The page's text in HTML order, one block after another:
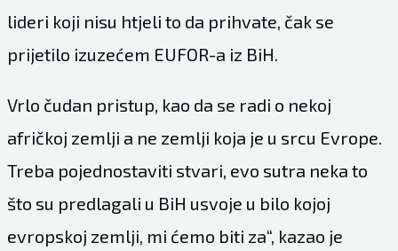
lideri koji nisu htjeli to da prihvate, čak se
prijetilo izuzećem EUFOR-a iz BiH.
Vrlo čudan pristup, kao da se radi o nekoj
afričkoj zemlji a ne zemlji koja je u srcu Evrope.
Treba pojednostaviti stvari, evo sutra neka to
što su predlagali u BiH usvoje u bilo kojoj
evropskoj zemlji, mi ćemo biti za“, kazao je